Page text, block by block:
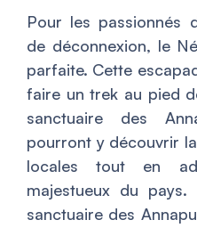
Pour les passionnés
de déconnexion, le
parfaite. Cette
faire un trek au pied
sanctuaire des
pourront y découvrir
locales tout en
majestueux du
sanctuaire des